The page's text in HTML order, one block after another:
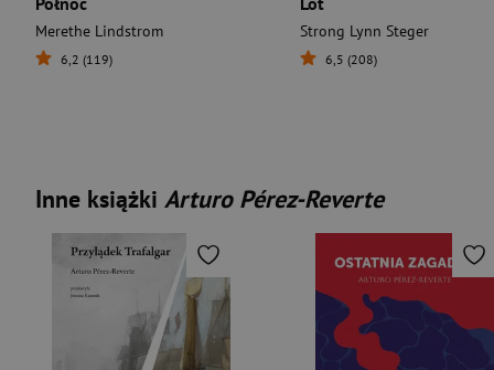
Merethe Lindstrom
6,2 (119)
Strong Lynn Steger
6,5 (208)
Inne książki Arturo Pérez-Reverte